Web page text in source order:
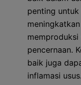
penting
pencernaan.
baik juga
inflamasi usus.